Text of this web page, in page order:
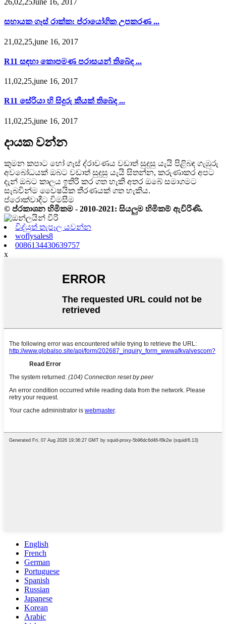
26,02,25June 16, 2017
සහායක ගෑස් රාක්ක: ප්රායෝගික උපකරණ ...
21,02,25,june 16, 2017
R11 සඳහා කොපමණ පරාසයන් තිබේද ...
11,02,25,june 16, 2017
R11 සේරියා හි සිදුරු කීයක් තිබේද ...
11,02,25,june 16, 2017
දායක වන්න
කුමන කපාට හෝ ගෑස් ද්රාවණය වඩාත් සුදුසු යැයි පිළිබඳ ගැඹුරු
අවබෝධයක් ඔබට වඩාත් සුදුසු යැයි සිතන්න, කරුණාකර අපට
දැන් ඔබට කාලය ඉතිරි කර ගත හැකි අතර ඔබේ සමාගමට
සැබවින්ම වෛෂයික තීරණයක් ගත හැකිය.
ප්රොක්වාදීට විමසීම
© ප්රකාශන හිමිකම - 2010-2021: සියලුම හිමිකම් ඇවිරිණි.
විද්යුත් තැපෑල යවන්න
woflysales8
0086134430639757
x
English
French
German
Portuguese
Spanish
Russian
Japanese
Korean
Arabic